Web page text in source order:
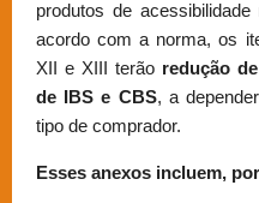
produtos de
acordo com a norma, os
XII e XIII terão redução
de IBS e CBS, a
tipo de comprador.
Esses anexos incluem,